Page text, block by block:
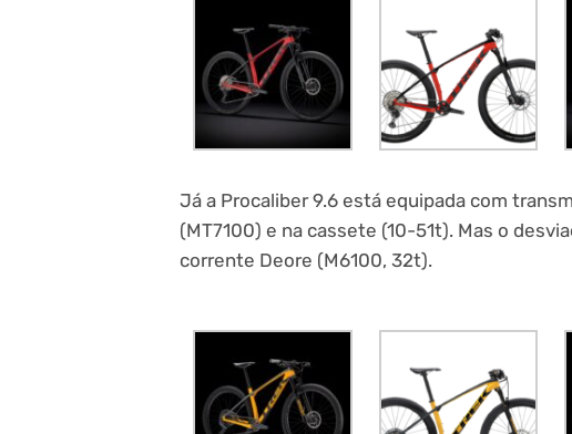
Já a Procaliber 9.6 está equipada com
(MT7100) e na cassete (10-51t). Mas o
corrente Deore (M6100, 32t).